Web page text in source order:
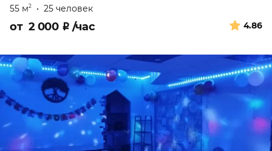
55 м2 • 25 человек
4.86
от 2 000 ₽ /час